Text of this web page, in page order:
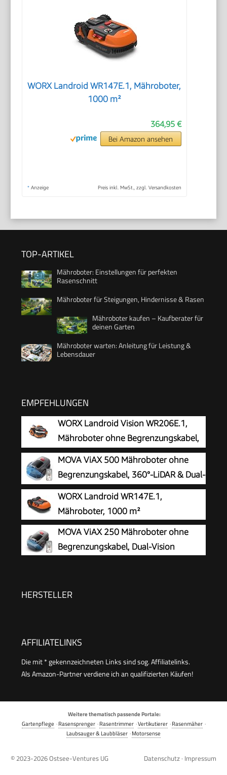
WORX Landroid WR147E.1, Mähroboter,
1000 m²
364,95 €
Bei Amazon ansehen
* Anzeige Preis inkl. MwSt., zzgl. Versandkosten
TOP-ARTIKEL
Mähroboter: Einstellungen für perfekten
Rasenschnitt
Mähroboter für Steigungen, Hindernisse & Rasen
Mähroboter kaufen – Kaufberater für
deinen Garten
Mähroboter warten: Anleitung für Leistung &
Lebensdauer
EMPFEHLUNGEN
WORX Landroid Vision WR206E.1,
Mähroboter ohne Begrenzungskabel,
600 m²
MOVA ViAX 500 Mähroboter ohne
Begrenzungskabel, 360°-LiDAR & Dual-
KI-Vision
WORX Landroid WR147E.1,
Mähroboter, 1000 m²
MOVA ViAX 250 Mähroboter ohne
Begrenzungskabel, Dual-Vision
HERSTELLER
AFFILIATELINKS
Die mit * gekennzeichneten Links sind sog. Affiliatelinks.
Als Amazon-Partner verdiene ich an qualifizierten Käufen!
Weitere thematisch passende Portale:
Gartenpflege ·Rasensprenger·Rasentrimmer·Vertikutierer·Rasenmäher·
Laubsauger & Laubbläser ·Motorsense
© 2023-2026Ostsee-Ventures UG Datenschutz · Impressum